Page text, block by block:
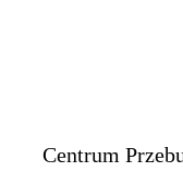
Centrum